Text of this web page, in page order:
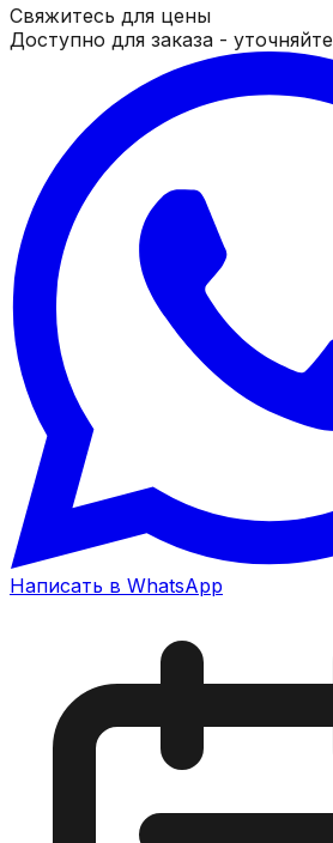
Свяжитесь для цены
Доступно для заказа -
Написать в WhatsApp